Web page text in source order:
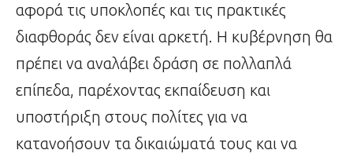
αφορά τις υποκλοπές και τις πρακτικές
διαφθοράς δεν είναι αρκετή. Η κυβέρνηση θα
πρέπει να αναλάβει δράση σε πολλαπλά
επίπεδα, παρέχοντας εκπαίδευση και
υποστήριξη στους πολίτες για να
κατανοήσουν τα δικαιώματά τους και να